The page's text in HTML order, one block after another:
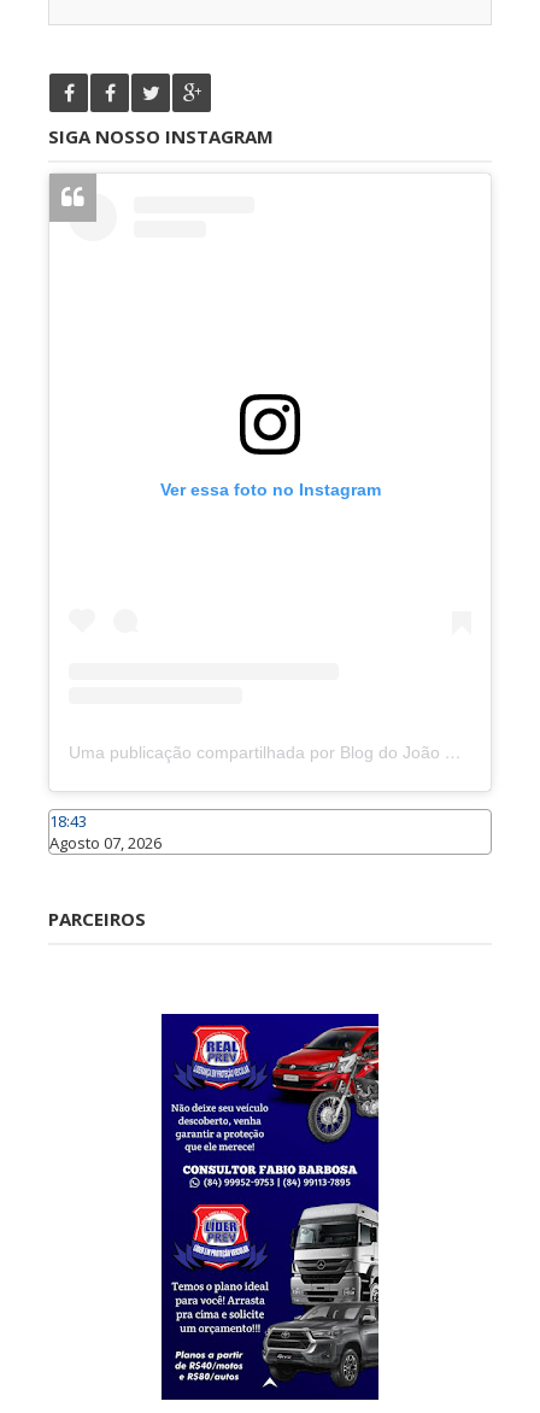
SIGA NOSSO INSTAGRAM
Ver essa foto no Instagram
Uma publicação compartilhada por Blog do João Marcolino (@joaomarcolinoneto)
18:43
Agosto 07, 2026
PARCEIROS